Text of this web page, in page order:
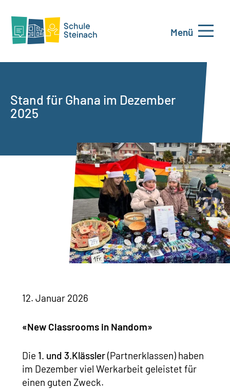
Menü
Stand für Ghana im Dezember
2025
12. Januar 2026
«New Classrooms in Nandom»
Die 1. und 3.Klässler(Partnerklassen) haben
im Dezember viel Werkarbeit geleistet für
einen guten Zweck.